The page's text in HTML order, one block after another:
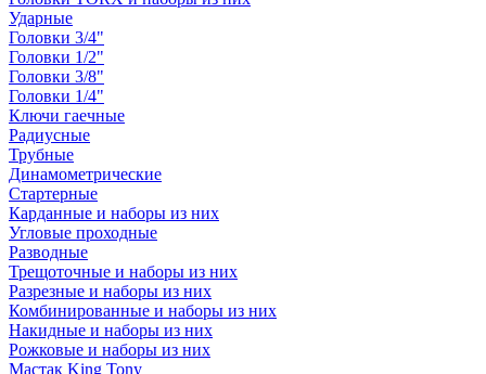
Ударные
Головки 3/4"
Головки 1/2"
Головки 3/8"
Головки 1/4"
Ключи гаечные
Радиусные
Трубные
Динамометрические
Стартерные
Карданные и наборы из них
Угловые проходные
Разводные
Трещоточные и наборы из них
Разрезные и наборы из них
Комбинированные и наборы из них
Накидные и наборы из них
Рожковые и наборы из них
Мастак King Tony